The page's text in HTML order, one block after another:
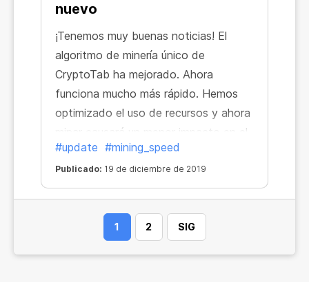
nuevo
¡Tenemos muy buenas noticias! El
algoritmo de minería único de
CryptoTab ha mejorado. Ahora
funciona mucho más rápido. Hemos
optimizado el uso de recursos y ahora
minar causará un menor impacto en el
rendimiento del dispositivo.
#update #mining_speed
Publicado: 19 de diciembre de 2019
1 2 SIG